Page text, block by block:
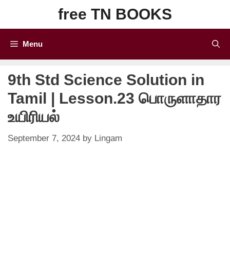
content
free TN BOOKS
Menu
9th Std Science Solution in
Tamil | Lesson.23 பாெருளாதார
உயிரியல்
September 7, 2024 by Lingam